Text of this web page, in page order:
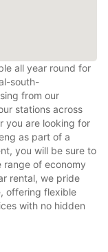
all year round for
south-
from our
stations across
you are looking for
as part of a
you will be sure to
of economy
rental, we pride
offering flexible
with no hidden